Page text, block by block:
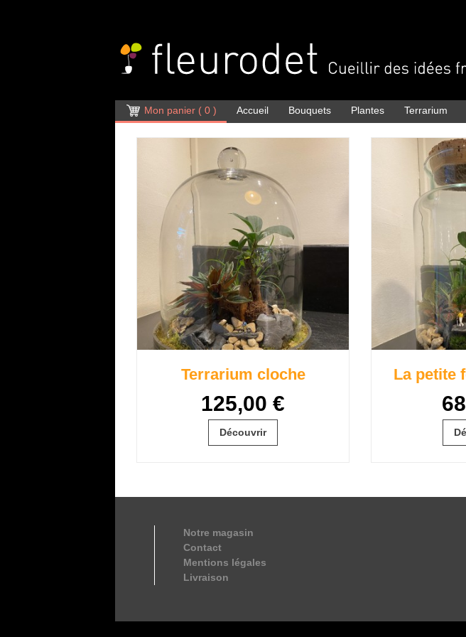
Mon panier ( 0 ) Accueil Bouquets Plantes Terrarium
Terrarium cloche
125,00 €
Découvrir
La petite
Notre magasin
Contact
Mentions légales
Livraison